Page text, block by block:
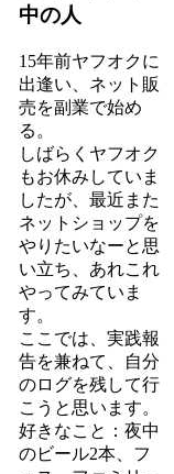
中の人
15年前ヤフオクに
出逢い、ネット販
売を副業で始め
る。
しばらくヤフオク
もお休みしていま
したが、最近また
ネットショップを
やりたいなーと思
い立ち、あれこれ
やってみていま
す。
ここでは、実践報
告を兼ねて、自分
のログを残して行
こうと思います。
好きなこと：夜中
のビール2本、フ